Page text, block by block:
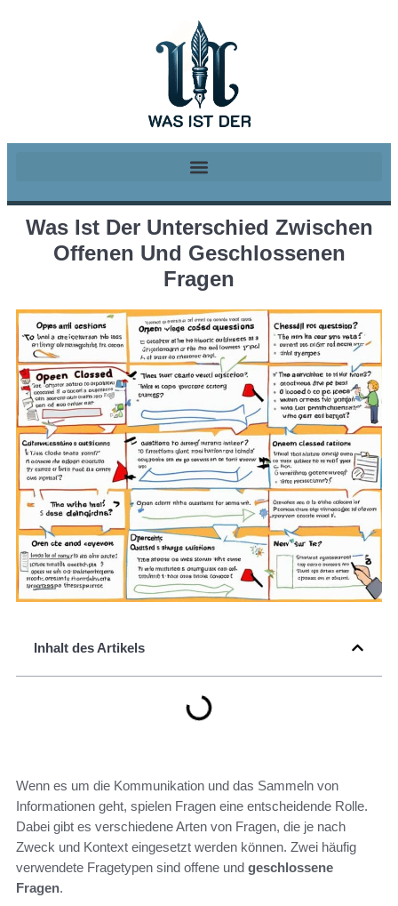
Was Ist Der Unterschied Zwischen
Offenen Und Geschlossenen
Fragen
Inhalt des Artikels
Wenn es um die Kommunikation und das Sammeln von
Informationen geht, spielen Fragen eine entscheidende Rolle.
Dabei gibt es verschiedene Arten von Fragen, die je nach
Zweck und Kontext eingesetzt werden können. Zwei häufig
verwendete Fragetypen sind offene und geschlossene
Fragen.